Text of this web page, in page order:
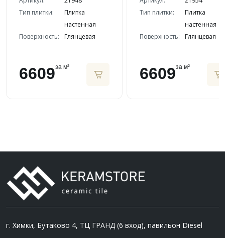
Тип плитки:
Плитка
настенная
Поверхность:
Глянцевая
6609за м²
Тип плитки:
Плитка
настенная
Поверхность:
Глянцевая
6609за м²
г. Химки, Бутаково 4, ТЦ ГРАНД (6 вход), павильон Diesel